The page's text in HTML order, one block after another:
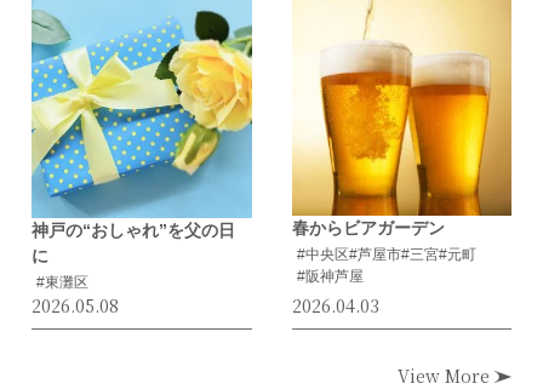
神戸の“おしゃれ”を父の日
に
#東灘区
2026.05.08
春からビアガーデン
#中央区#芦屋市#三宮#元町
#阪神芦屋
2026.04.03
View More